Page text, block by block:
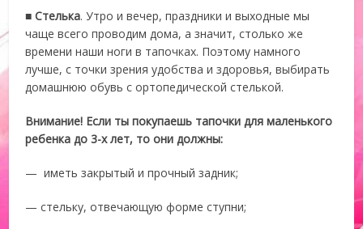
■Стелька. Утро и вечер, праздники и выходные мы
чаще всего проводим дома, а значит, столько же
времени наши ноги в тапочках. Поэтому намного
лучше, с точки зрения удобства и здоровья, выбирать
домашнюю обувь с ортопедической стелькой.
Внимание! Если ты покупаешь тапочки для маленького
ребенка до 3-х лет, то они должны:
— иметь закрытый и прочный задник;
— стельку, отвечающую форме ступни;